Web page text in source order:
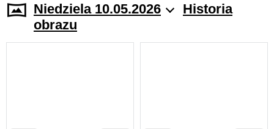
Niedziela 10.05.2026
Historia
obrazu